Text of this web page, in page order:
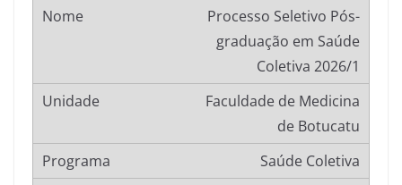
Processo Seletivo Pós-
graduação em Saúde
Coletiva 2026/1
Faculdade de Medicina
de Botucatu
Saúde Coletiva